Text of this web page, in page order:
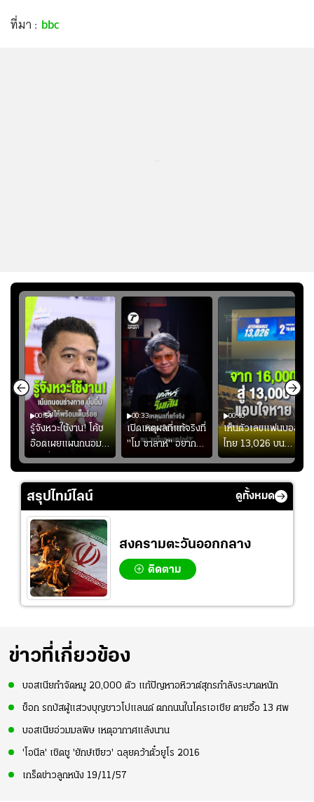
ที่มา : bbc
00:54
รู้จังหวะใช้งาน! โค้ช
อ๊อตเผยแผนถนอม
“บุ๋มบิ๋ม” เพื่อรักษา
ร่างกายให้พร้อมที่สุด
00:33
เปิดเหตุผลที่แท้จริงที่
"โม ซาลาห์" อยาก
ย้ายซบ "แทร็บซอนส
ปอร์"
00:40
เห็นตัวเลขแฟนบอล
ไทย 13,026 บน
สกอร์บอร์ดแล้วแอบ
ใจหาย น้อยกว่านัดที่
แล้วเจอมาเลเซียตั้ง
สรุปไทม์ไลน์ ดูทั้งหมด
สงครามตะวันออกกลาง
ติดตาม
ข่าวที่เกี่ยวข้อง
บอสเนียกำจัดหมู 20,000 ตัว แก้ปัญหาอหิวาต์สุกรกำลังระบาดหนัก
ช็อก รถบัสผู้แสวงบุญชาวโปแลนด์ ตกถนนในโครเอเชีย ตายอื้อ 13 ศพ
บอสเนียอ่วมมลพิษ เหตุอากาศแล้งนาน
'โอนีล' เชิดชู 'ยักษ์เขียว' ฉลุยคว้าตั๋วยูโร 2016
เกร็ดข่าวลูกหนัง 19/11/57